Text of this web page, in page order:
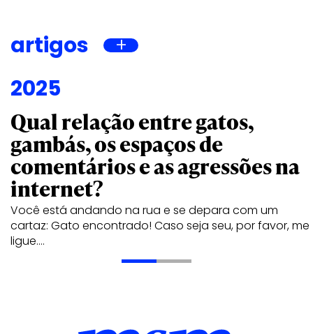
artigos
2025
Qual relação entre gatos,
gambás, os espaços de
comentários e as agressões na
internet?
Você está andando na rua e se depara com um
cartaz: Gato encontrado! Caso seja seu, por favor, me
ligue.…